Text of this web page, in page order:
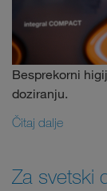
Besprekorni
doziranju.
Čitaj dalje
Za svetski